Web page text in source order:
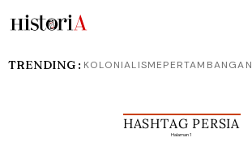
HASHTAG PERSIA
Halaman 1
TRENDING : KOLONIALISMEPERTAMBANGAN